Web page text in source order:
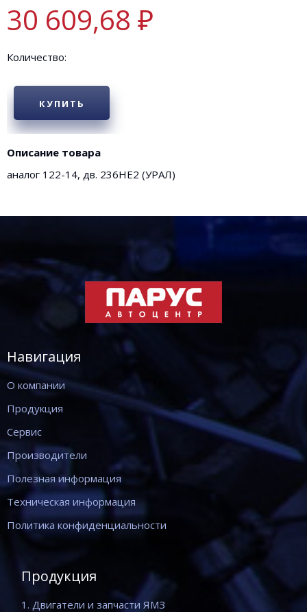
30 609,68 ₽
Количество:
КУПИТЬ
Описание товара
аналог 122-14, дв. 236НЕ2 (УРАЛ)
Навигация
О компании
Продукция
Сервис
Производители
Полезная информация
Техническая информация
Политика конфиденциальности
Продукция
1. Двигатели и запчасти ЯМЗ